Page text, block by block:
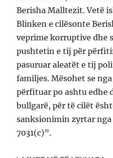
Berisha Malltezit. Vetë
Blinken e cilësonte
veprime korruptive dhe
pushtetin e tij për
pasuruar aleatët e tij
familjes. Mësohet se
përfituar po ashtu edhe
bullgarë, për të cilët
sanksionimin zyrtar nga
7031(c)”.